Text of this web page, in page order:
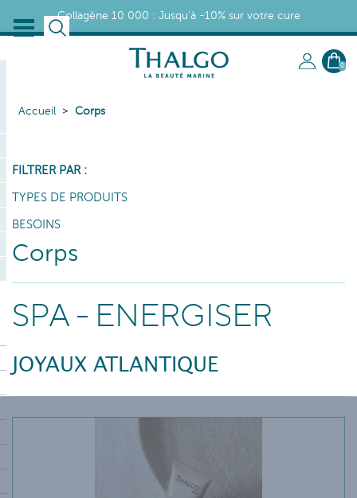
Collagène 10 000 : Jusqu'à -10% sur votre cure
0
Accueil Corps
FILTRER PAR :
TYPES DE PRODUITS
BESOINS
Corps
SPA - ENERGISER
JOYAUX ATLANTIQUE